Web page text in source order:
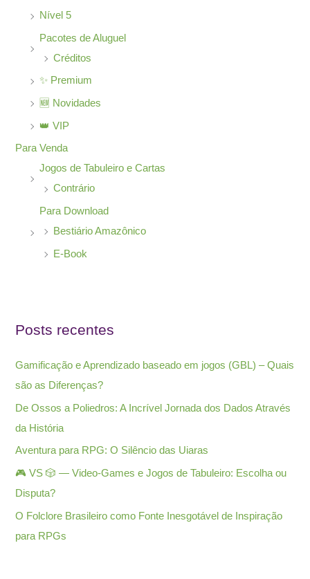
Nível 5
Pacotes de Aluguel
Créditos
✨ Premium
🆕 Novidades
👑 VIP
Para Venda
Jogos de Tabuleiro e Cartas
Contrário
Para Download
Bestiário Amazônico
E-Book
Posts recentes
Gamificação e Aprendizado baseado em jogos (GBL) – Quais
são as Diferenças?
De Ossos a Poliedros: A Incrível Jornada dos Dados Através
da História
Aventura para RPG: O Silêncio das Uiaras
🎮 VS 🎲 — Video-Games e Jogos de Tabuleiro: Escolha ou
Disputa?
O Folclore Brasileiro como Fonte Inesgotável de Inspiração
para RPGs